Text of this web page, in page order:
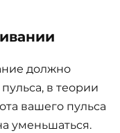
должно
в теории
вашего пульса
уменьшаться.